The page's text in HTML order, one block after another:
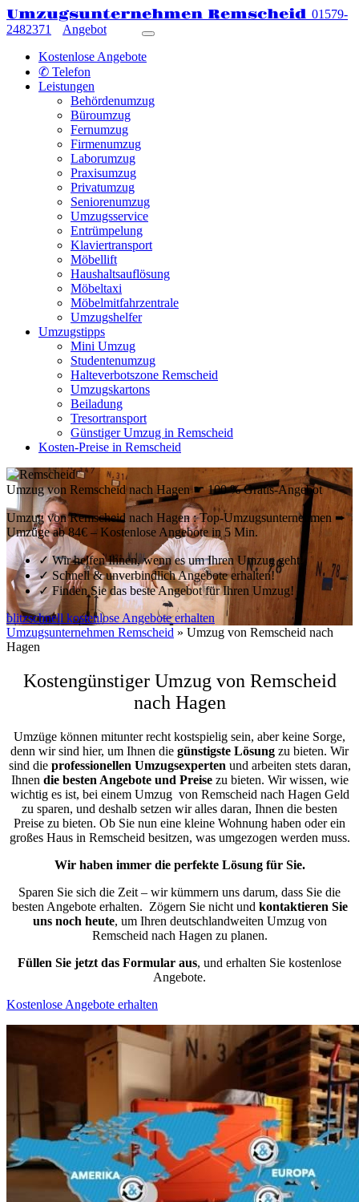
Umzugsunternehmen Remscheid 01579-
2482371
Angebot
Kostenlose Angebote
✆ Telefon
Leistungen
Behördenumzug
Büroumzug
Fernumzug
Firmenumzug
Laborumzug
Praxisumzug
Privatumzug
Seniorenumzug
Umzugsservice
Entrümpelung
Klaviertransport
Möbellift
Haushaltsauflösung
Möbeltaxi
Möbelmitfahrzentrale
Umzugshelfer
Umzugstipps
Mini Umzug
Studentenumzug
Halteverbotszone Remscheid
Umzugskartons
Beiladung
Tresortransport
Günstiger Umzug in Remscheid
Kosten-Preise in Remscheid
Umzug von Remscheid nach Hagen ☛ 100 % Gratis-Angebot
Umzug von Remscheid nach Hagen : Top-Umzugsunternehmen ➨
Umzüge ab 84€ – Kostenlose Angebote in 5 Min.
✓Wir helfen Ihnen, wenn es um Ihren Umzug geht!
✓Schnell & unverbindlich Angebote erhalten!
✓Finden Sie das beste Angebot für Ihren Umzug!
blitzschnell kostenlose Angebote erhalten
Umzugsunternehmen Remscheid » Umzug von Remscheid nach
Hagen
Kostengünstiger Umzug von Remscheid
nach Hagen
Umzüge können mitunter recht kostspielig sein, aber keine Sorge,
denn wir sind hier, um Ihnen die günstigste Lösung zu bieten. Wir
sind die professionellen Umzugsexperten und arbeiten stets daran,
Ihnen die besten Angebote und Preisezu bieten. Wir wissen, wie
wichtig es ist, bei einem Umzug von Remscheid nach Hagen Geld
zu sparen, und deshalb setzen wir alles daran, Ihnen die besten
Preise zu bieten. Ob Sie nun eine kleine Wohnung haben oder ein
großes Haus in Remscheid besitzen, was umgezogen werden muss.
Wir haben immer die perfekte Lösung für Sie.
Sparen Sie sich die Zeit – wir kümmern uns darum, dass Sie die
besten Angebote erhalten. Zögern Sie nicht und kontaktieren Sie
uns noch heute, um Ihren deutschlandweiten Umzug von
Remscheid nach Hagen zu planen.
Füllen Sie jetzt das Formular aus, und erhalten Sie kostenlose
Angebote.
Kostenlose Angebote erhalten